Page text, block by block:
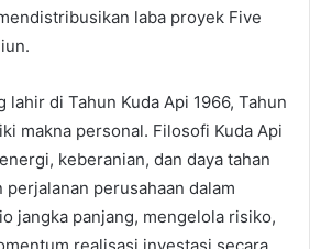
laba proyek Five
lahir di Tahun Kuda Api 1966, Tahun
makna personal. Filosofi Kuda Api
keberanian, dan daya tahan
perusahaan dalam
jangka panjang, mengelola risiko,